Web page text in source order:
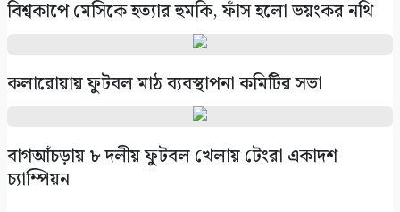
বিশ্বকাপে মেসিকে হত্যার হুমকি, ফাঁস হলো ভয়ংকর নথি
কলারোয়ায় ফুটবল মাঠ ব্যবস্থাপনা কমিটির সভা
বাগআঁচড়ায় ৮ দলীয় ফুটবল খেলায় টেংরা একাদশ
চ্যাম্পিয়ন